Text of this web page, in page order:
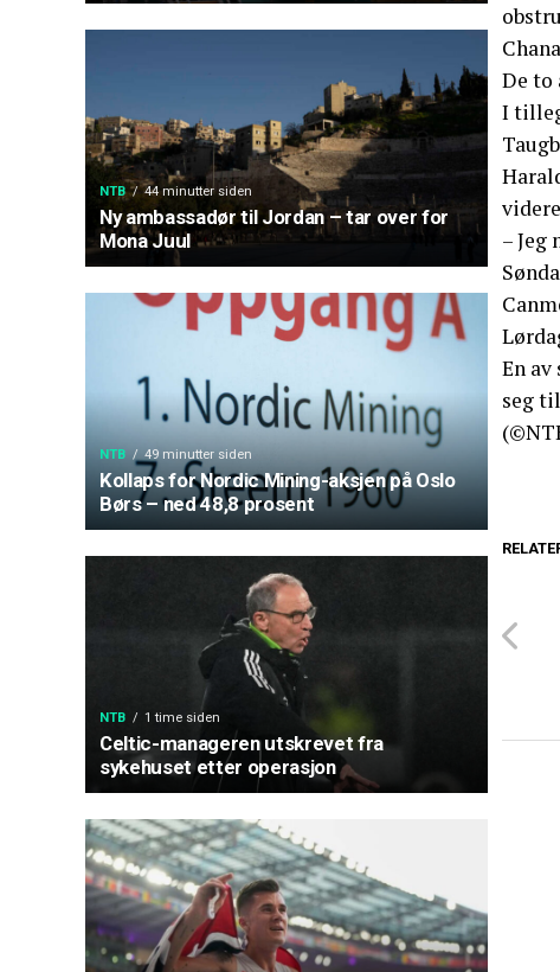
NTB 44 minutter siden
Ny ambassadør til Jordan – tar over for
Mona Juul
NTB 49 minutter siden
Kollaps for Nordic Mining-aksjen på Oslo
Børs – ned 48,8 prosent
NTB 1 time siden
Celtic-manageren utskrevet fra
sykehuset etter operasjon
De to
I
–
En
seg